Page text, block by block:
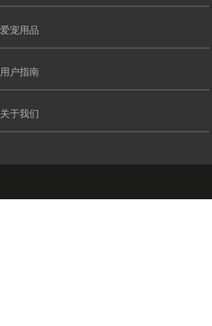
爱宠用品
用户指南
关于我们